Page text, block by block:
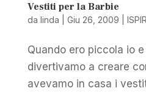
Vestiti per la Barbie
da linda Giu 26, 2009
Quando ero piccola io
divertivamo a creare
avevamo in casa i